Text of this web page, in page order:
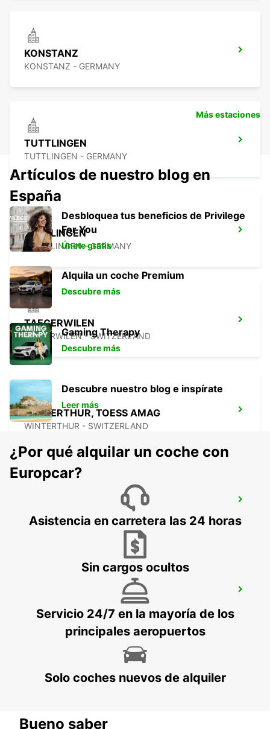
KONSTANZ
KONSTANZ - GERMANY
TUTTLINGEN
TUTTLINGEN - GERMANY
ÜBERLINGEN
UEBERLINGEN - GERMANY
TAEGERWILEN
TAEGERWILEN - SWITZERLAND
WINTERTHUR, TOESS AMAG
WINTERTHUR - SWITZERLAND
PFULLENDORF - GERMANY
BACHENBUELACH - SWITZERLAND
Más estaciones
Artículos de nuestro blog en
España
Desbloquea tus beneficios de Privilege
For You
Únete gratis
Alquila un coche Premium
Descubre más
Gaming Therapy
Descubre más
Descubre nuestro blog e inspírate
Leer más
¿Por qué alquilar un coche con
Europcar?
Asistencia en carretera las 24 horas
Sin cargos ocultos
Servicio 24/7 en la mayoría de los
principales aeropuertos
Solo coches nuevos de alquiler
Bueno saber